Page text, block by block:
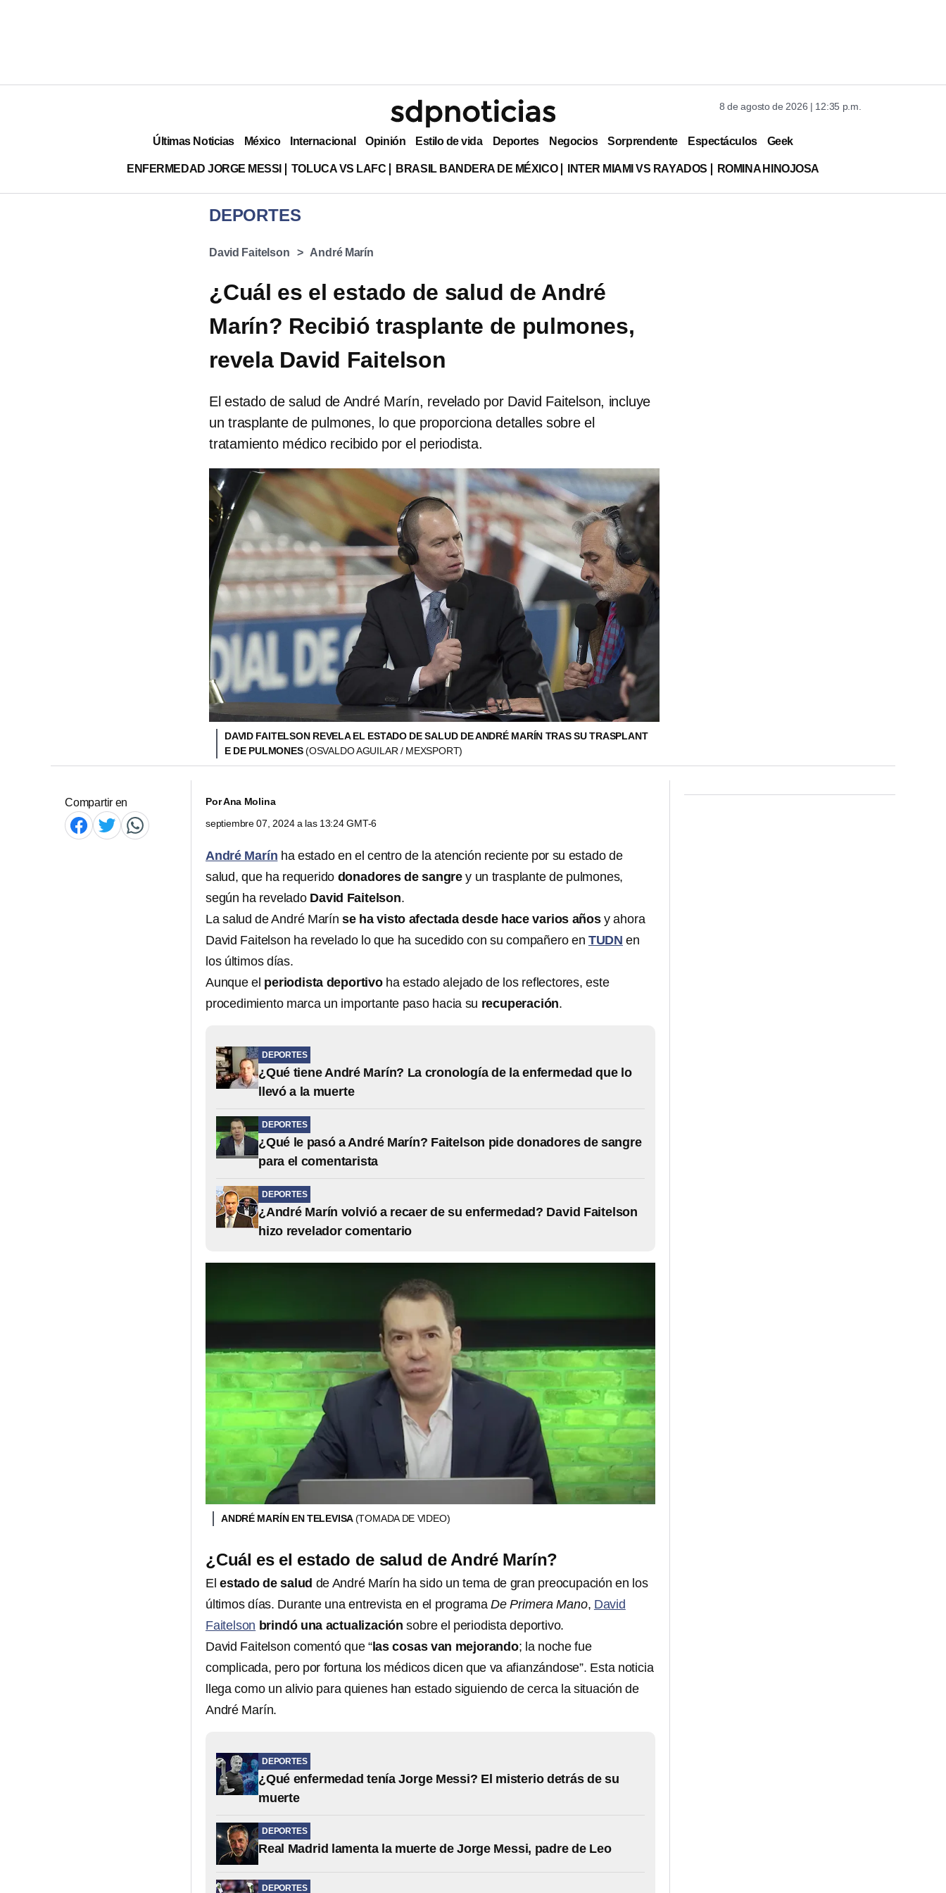
8 de agosto de 2026 | 12:35 p.m.
Últimas Noticias México Internacional Opinión Estilo de vida Deportes Negocios Sorprendente Espectáculos Geek
ENFERMEDAD JORGE MESSI TOLUCA VS LAFC BRASIL BANDERA DE MÉXICO INTER MIAMI VS RAYADOS ROMINA HINOJOSA
DEPORTES
David Faitelson André Marín
¿Cuál es el estado de salud de André
Marín? Recibió trasplante de pulmones,
revela David Faitelson
El estado de salud de André Marín, revelado por David Faitelson, incluye
un trasplante de pulmones, lo que proporciona detalles sobre el
tratamiento médico recibido por el periodista.
DAVID FAITELSON REVELA EL ESTADO DE SALUD DE ANDRÉ MARÍN TRAS SU TRASPLANT
E DE PULMONES(OSVALDO AGUILAR / MEXSPORT)
Compartir en PorAna Molina
septiembre 07, 2024 a las 13:24 GMT-6
André Marín ha estado en el centro de la atención reciente por su estado de
salud, que ha requerido donadores de sangre y un trasplante de pulmones,
según ha revelado David Faitelson.
La salud de André Marínse ha visto afectada desde hace varios añosy ahora
David Faitelson ha revelado lo que ha sucedido con su compañero en TUDN en
los últimos días.
Aunque el periodista deportivoha estado alejado de los reflectores, este
procedimiento marca un importante paso hacia su recuperación.
DEPORTES
¿Qué tiene André Marín? La cronología de la enfermedad que lo
llevó a la muerte
DEPORTES
¿Qué le pasó a André Marín? Faitelson pide donadores de sangre
para el comentarista
DEPORTES
¿André Marín volvió a recaer de su enfermedad? David Faitelson
hizo revelador comentario
ANDRÉ MARÍN EN TELEVISA(TOMADA DE VIDEO)
¿Cuál es el estado de salud de André Marín?
El estado de salud de André Marín ha sido un tema de gran preocupación en los
últimos días. Durante una entrevista en el programaDe Primera Mano, David
Faitelson brindó una actualización sobre el periodista deportivo.
David Faitelson comentó que “las cosas van mejorando; la noche fue
complicada, pero por fortuna los médicos dicen que va afianzándose”. Esta noticia
llega como un alivio para quienes han estado siguiendo de cerca la situación de
André Marín.
DEPORTES
¿Qué enfermedad tenía Jorge Messi? El misterio detrás de su
muerte
DEPORTES
Real Madrid lamenta la muerte de Jorge Messi, padre de Leo
DEPORTES